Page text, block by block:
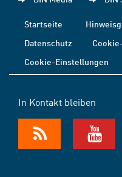
Startseite
Datenschutz
Cookie-Einstellungen
In Kontakt bleiben